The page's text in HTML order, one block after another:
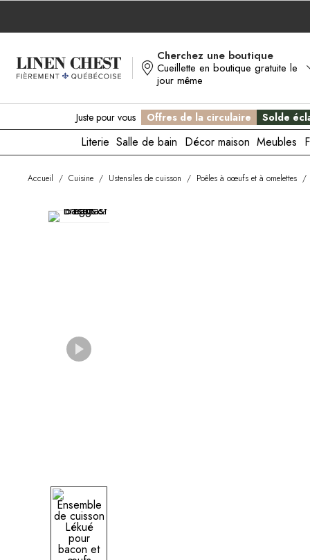
Allez
contenu
Cherchez une boutique
Cueillette en boutique gratuite le
jour même
Juste pour vous Offres de la circulaire Solde
Literie Salle de bain Décor maison Meubles
Accueil / Cuisine / Ustensiles de cuisson / Poêles à oœufs et à omelettes /